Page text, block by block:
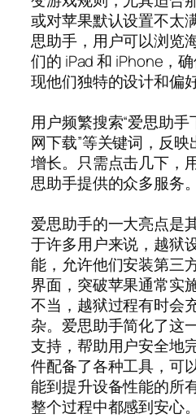
或对苹果默认设置不太
思助手，用户可以浏览
们的 iPad 和 iPhone，
现他们独特的设计和偏好
用户频繁搜索“爱思助手
网下载”等关键词，反
增长。只需点击几下，
思助手提供的众多服务。
爱思助手的一大亮点是
于许多用户来说，越狱
能，允许他们安装第三
界面，突破苹果通常实
不当，越狱过程有时会
杂。爱思助手简化了这
支持，帮助用户安全地
件配备了各种工具，可
能到提升设备性能的所
整个过程中都感到安心。